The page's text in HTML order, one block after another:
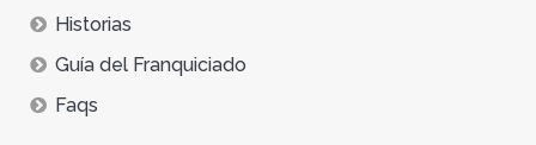
Historias
Guía del Franquiciado
Faqs